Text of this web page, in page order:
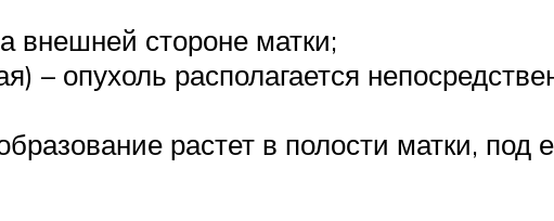
внешней стороне матки;
– опухоль располагается
растет в полости матки, под